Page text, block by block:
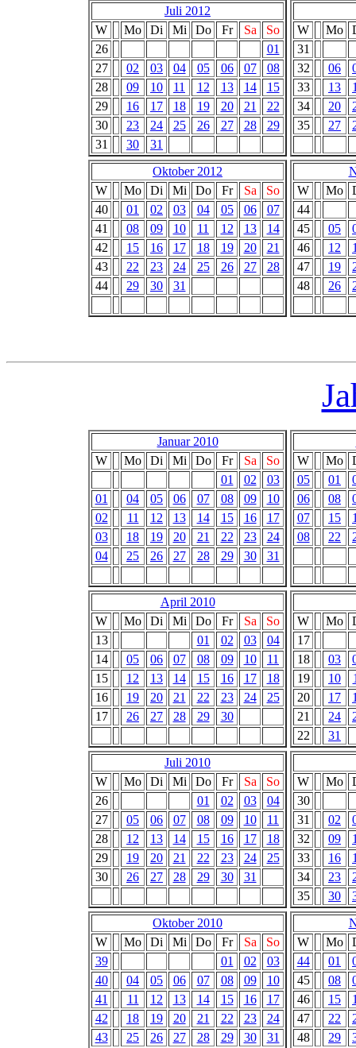
Juli 2012
W
Mo Di Mi Do Fr Sa
So
26
01
27
02 03 04 05 06 07
08
28
09 10 11 12 13 14
15
29
16 17 18 19 20 21
22
30
23 24 25 26 27 28
29
31
30 31
W Mo
31
32
06
33
13
34
20
35
27
Oktober 2012
W
Mo Di Mi Do Fr Sa
So
40
01 02 03 04 05 06
07
41
08 09 10 11 12 13
14
42
15 16 17 18 19 20
21
43
22 23 24 25 26 27
28
44
29 30 31
W
Mo
44
45
05
46
12
47
19
48
26
Januar 2010
W
Mo Di Mi Do Fr Sa
So
01
02
03
01
04 05 06 07 08 09
10
02
11 12 13 14 15 16
17
03
18 19 20 21 22 23
24
04
25 26 27 28 29 30 31
W
Mo
05
01
06
08
07
15
08
22
April 2010
W
Mo Di Mi Do Fr Sa
So
13
01 02 03
04
14
05 06 07 08 09 10
11
15
12 13 14 15 16 17
18
16
19 20 21 22 23 24
25
17
26 27 28 29 30
W Mo
17
18
03
19
10
20
17
21
24
22
31
Juli 2010
W
Mo Di Mi Do Fr Sa
So
26
01 02 03
04
27
05 06 07 08 09 10
11
28
12 13 14 15 16 17
18
29
19 20 21 22 23 24
25
30
26 27 28 29 30 31
W Mo
30
31
02
32
09
33
16
34
23
35
30
Oktober 2010
W
Mo Di Mi Do Fr Sa
So
39
01 02
03
40
04 05 06 07 08 09
10
41
11 12 13 14 15 16
17
42
18 19 20 21 22 23
24
43
25 26 27 28 29 30 31
W
Mo
44
01
45
08
46
15
47
22
48
29